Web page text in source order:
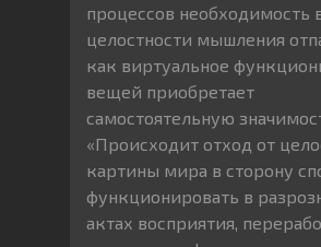
процессов необходимость
целостности мышления
как виртуальное
вещей приобретает
самостоятельную
«Происходит отход от
картины мира в сторону
функционировать в
актах восприятия,